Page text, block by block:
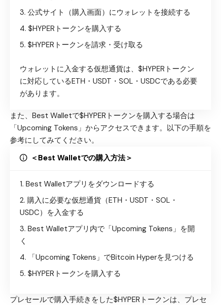
公式サイト（購入画面） にウォレットを接続する
$HYPERトークンを購入する
$HYPERトークンを請求・受け取る
ウォレットに入金する仮想通貨は、$HYPERトークン
に対応しているETH・USDT・SOL・USDCである必要
があります。
また、Best Walletで$HYPERトークンを購入する場合は
「Upcoming Tokens」からアクセスできます。以下の手順を
参考にしてみてください。
＜Best Walletでの購入方法＞
Best Walletアプリをダウンロードする
購入に必要な仮想通貨（ETH・USDT・SOL・
USDC）を入金する
Best Walletアプリ内で「Upcoming Tokens」を開
く
「Upcoming Tokens」でBitcoin Hyperを見つける
$HYPERトークンを購入する
プレセールで購入手続きをした$HYPERトークンは、プレセ